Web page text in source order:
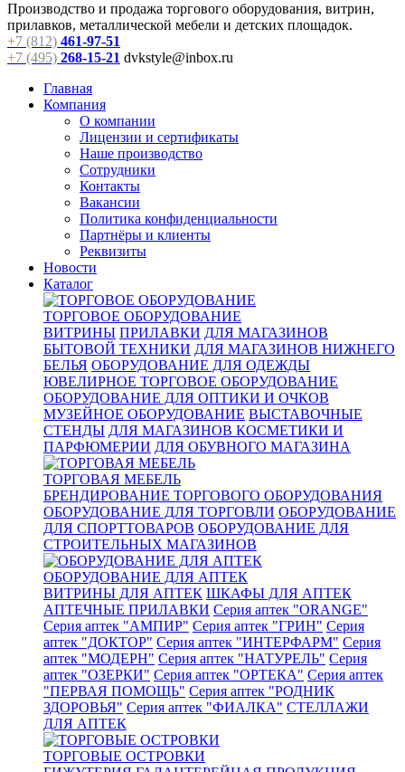
Производство и продажа торгового оборудования, витрин,
прилавков, металлической мебели и детских площадок.
+7 (812) 461-97-51
+7 (495) 268-15-21 dvkstyle@inbox.ru
Главная
Компания
О компании
Лицензии и сертификаты
Наше производство
Сотрудники
Контакты
Вакансии
Политика конфиденциальности
Партнёры и клиенты
Реквизиты
Новости
Каталог
ТОРГОВОЕ ОБОРУДОВАНИЕ
ВИТРИНЫ ПРИЛАВКИ ДЛЯ МАГАЗИНОВ
БЫТОВОЙ ТЕХНИКИ ДЛЯ МАГАЗИНОВ НИЖНЕГО
БЕЛЬЯ ОБОРУДОВАНИЕ ДЛЯ ОДЕЖДЫ
ЮВЕЛИРНОЕ ТОРГОВОЕ ОБОРУДОВАНИЕ
ОБОРУДОВАНИЕ ДЛЯ ОПТИКИ И ОЧКОВ
МУЗЕЙНОЕ ОБОРУДОВАНИЕ ВЫСТАВОЧНЫЕ
СТЕНДЫ ДЛЯ МАГАЗИНОВ КОСМЕТИКИ И
ПАРФЮМЕРИИ ДЛЯ ОБУВНОГО МАГАЗИНА
ТОРГОВАЯ МЕБЕЛЬ
БРЕНДИРОВАНИЕ ТОРГОВОГО ОБОРУДОВАНИЯ
ОБОРУДОВАНИЕ ДЛЯ ТОРГОВЛИ ОБОРУДОВАНИЕ
ДЛЯ СПОРТТОВАРОВ ОБОРУДОВАНИЕ ДЛЯ
СТРОИТЕЛЬНЫХ МАГАЗИНОВ
ОБОРУДОВАНИЕ ДЛЯ АПТЕК
ВИТРИНЫ ДЛЯ АПТЕК ШКАФЫ ДЛЯ АПТЕК
АПТЕЧНЫЕ ПРИЛАВКИ Серия аптек "ORANGE"
Серия аптек "АМПИР" Серия аптек "ГРИН" Серия
аптек "ДОКТОР" Серия аптек "ИНТЕРФАРМ" Серия
аптек "МОДЕРН" Серия аптек "НАТУРЕЛЬ" Серия
аптек "ОЗЕРКИ" Серия аптек "ОРТЕКА" Серия аптек
"ПЕРВАЯ ПОМОЩЬ" Серия аптек "РОДНИК
ЗДОРОВЬЯ" Серия аптек "ФИАЛКА" СТЕЛЛАЖИ
ДЛЯ АПТЕК
ТОРГОВЫЕ ОСТРОВКИ